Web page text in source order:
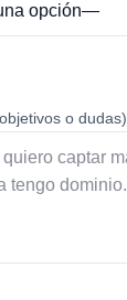
o dudas)